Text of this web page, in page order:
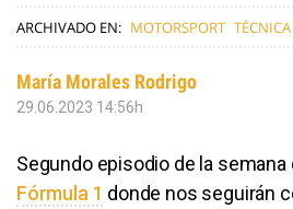
ARCHIVADO EN: MOTORSPORT
María Morales Rodrigo
29.06.2023 14:56h
Segundo episodio de la semana
Fórmula 1 donde nos seguirán